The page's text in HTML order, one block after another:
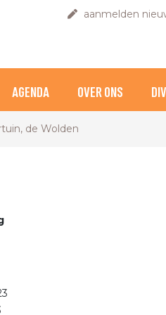
aanmelden
AGENDA OVER ONS
de Wolden